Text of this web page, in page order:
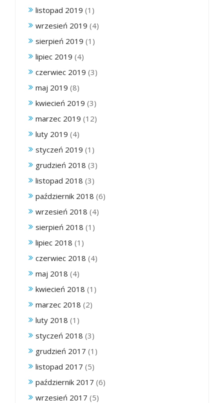
listopad 2019 (1)
wrzesień 2019 (4)
sierpień 2019 (1)
lipiec 2019 (4)
czerwiec 2019 (3)
maj 2019 (8)
kwiecień 2019 (3)
marzec 2019 (12)
luty 2019 (4)
styczeń 2019 (1)
grudzień 2018 (3)
listopad 2018 (3)
październik 2018 (6)
wrzesień 2018 (4)
sierpień 2018 (1)
lipiec 2018 (1)
czerwiec 2018 (4)
maj 2018 (4)
kwiecień 2018 (1)
marzec 2018 (2)
luty 2018 (1)
styczeń 2018 (3)
grudzień 2017 (1)
listopad 2017 (5)
październik 2017 (6)
wrzesień 2017 (5)